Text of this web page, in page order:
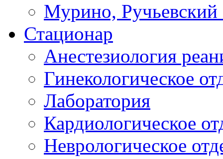
Мурино, Ручьевский
Стационар
Анестезиология
Гинекологическое
Лаборатория
Кардиологическое
Неврологическое